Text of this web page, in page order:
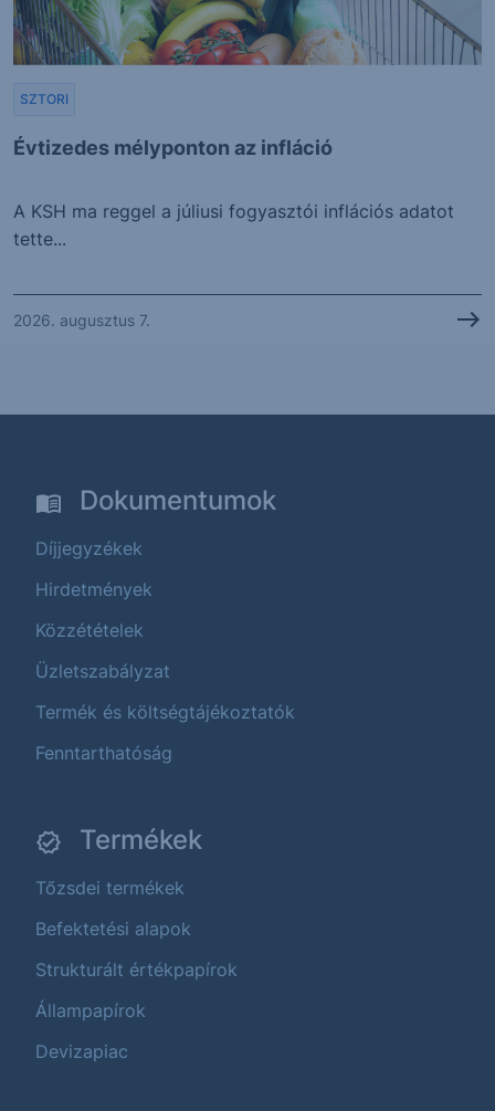
Évtizedes mélyponton az infláció
SZTORI
A KSH ma reggel a júliusi fogyasztói inflációs adatot
tette...
2026. augusztus 7.
Dokumentumok
Díjjegyzékek
Hirdetmények
Közzétételek
Üzletszabályzat
Termék és költségtájékoztatók
Fenntarthatóság
Termékek
Tőzsdei termékek
Befektetési alapok
Strukturált értékpapírok
Állampapírok
Devizapiac